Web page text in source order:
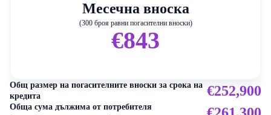
Месечна вноска
(300 броя равни погасителни вноски)
€843
Общ размер на погасителните вноски за срока на
кредита
€252,900
Обща сума дължима от потребителя